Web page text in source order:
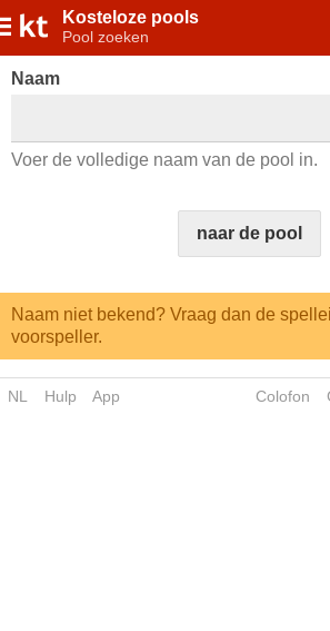
Kosteloze pools
Pool zoeken
Naam
Voer de volledige naam van de pool in.
naar de pool
Naam niet bekend? Vraag dan de
voorspeller.
NL Hulp App Colofon